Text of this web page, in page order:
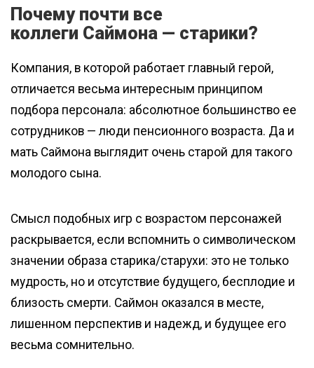
Почему почти все
коллеги Саймона — старики?
Компания, в которой работает главный герой,
отличается весьма интересным принципом
подбора персонала: абсолютное большинство ее
сотрудников — люди пенсионного возраста. Да и
мать Саймона выглядит очень старой для такого
молодого сына.
Смысл подобных игр с возрастом персонажей
раскрывается, если вспомнить о символическом
значении образа старика/старухи: это не только
мудрость, но и отсутствие будущего, бесплодие и
близость смерти. Саймон оказался в месте,
лишенном перспектив и надежд, и будущее его
весьма сомнительно.